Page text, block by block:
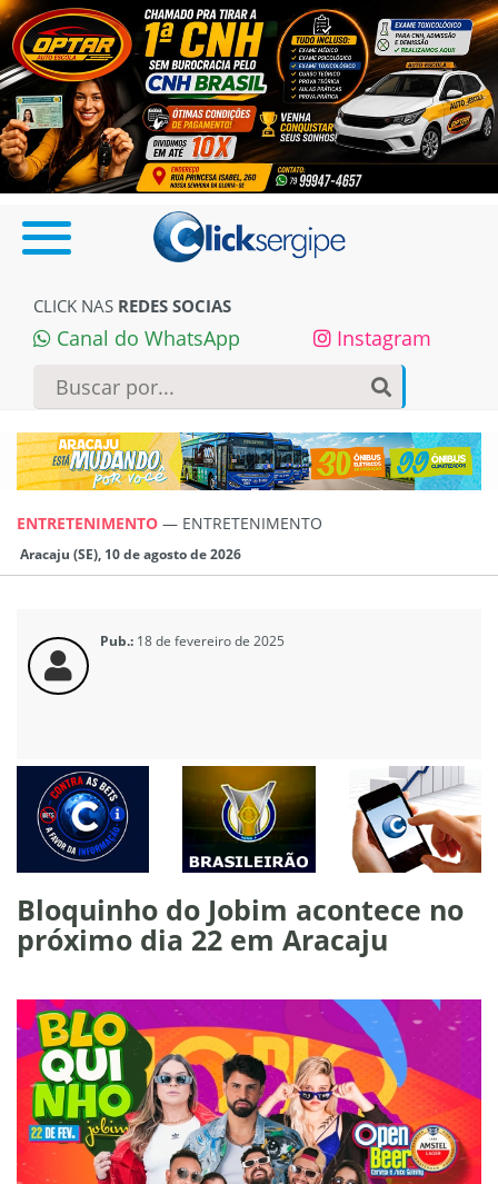
CLICK NAS REDES SOCIAS
Canal do WhatsApp Instagram
ENTRETENIMENTO — ENTRETENIMENTO
Aracaju (SE), 10 de agosto de 2026
Pub.: 18 de fevereiro de 2025
Bloquinho do Jobim acontece no
próximo dia 22 em Aracaju